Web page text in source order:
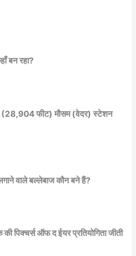
बन रहा?
(28,904 फीट) मौसम (वेदर) स्टेशन
वाले बल्लेबाज कौन बने हैं?
पिक्चर्स ऑफ द ईयर प्रतियोगिता जीती